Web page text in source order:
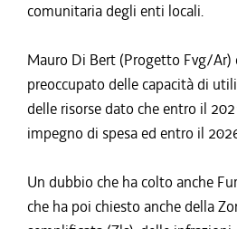
comunitaria degli enti locali.
Mauro Di Bert (Progetto Fvg/Ar)
preoccupato delle capacità di
delle risorse dato che entro il
impegno di spesa ed entro il
Un dubbio che ha colto anche
che ha poi chiesto anche della